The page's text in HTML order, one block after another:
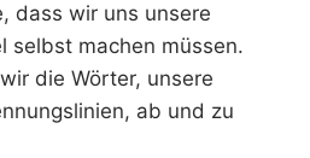
dass wir uns unsere
selbst machen müssen.
die Wörter, unsere
ab und zu